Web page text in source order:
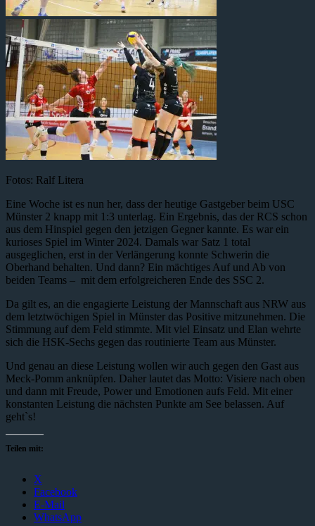
Fotos: Ralf Litera
Eine Woche ist es nun her, dass der heutige Gastgeber beim USC
Münster 2 knapp mit 1:3 unterlag. Ein Ergebnis, das der RCS schon
aus dem Hinspiel gegen den jetzigen Gegner kannte. Es war ein
kurioses Spiel im Winter 2024. Damals war Satz 1 total
ausgeglichen, erst in der Verlängerung konnte Schwerin die
Oberhand behalten. Und dann? Ein mächtiges Auf und Ab von
beiden Teams – mit dem erfolgreicheren Ende des SSC 2.
Da gilt es, an die engagierte Leistung der Mannschaft aus NRW aus
dem letztwöchigen Spiel in Münster das Positive mitzunehmen. Die
Stimmung auf dem Feld stimmte. Mit viel Einsatz und Elan wehrte
sich die HSK-Sechs gegen das routinierte Team aus Münster.
Und genau an diese Leistung wollen wir auch gegen den Gast aus
Meck-Pomm anknüpfen. Daher lautet das Motto: Visiere nach oben
und dann mit Freude, Power und Emotionen aufs Feld. Mit einer
konstanten Leistung die nächsten Punkte am See belassen. Auf
geht`s!
Teilen mit:
X
Facebook
E-Mail
WhatsApp